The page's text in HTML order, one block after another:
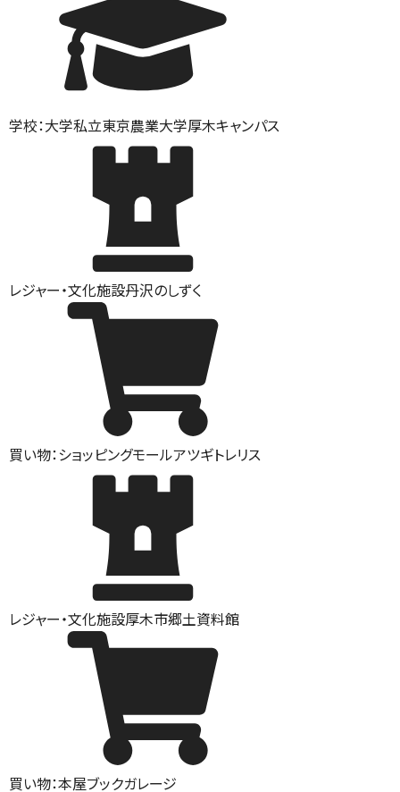
学校：大学私立東京農業大学厚木キャンパス
レジャー・文化施設丹沢のしずく
買い物：ショッピングモールアツギトレリス
レジャー・文化施設厚木市郷土資料館
買い物：本屋ブックガレージ